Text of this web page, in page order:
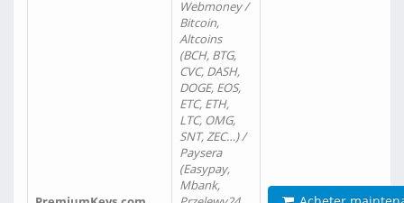
Webmoney /
Bitcoin,
Altcoins
(BCH, BTG,
CVC, DASH,
DOGE, EOS,
ETC, ETH,
LTC, OMG,
SNT, ZEC…) /
Paysera
(Easypay,
Mbank,